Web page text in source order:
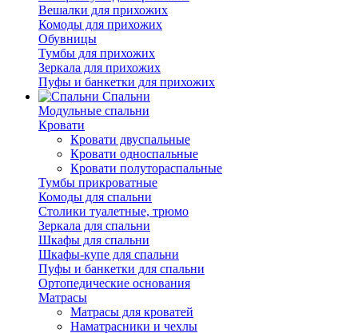
Вешалки для прихожих
Комоды для прихожих
Обувницы
Тумбы для прихожих
Зеркала для прихожих
Пуфы и банкетки для прихожих
Спальни
Модульные спальни
Кровати
Кровати двуспальные
Кровати односпальные
Кровати полутораспальные
Тумбы прикроватные
Комоды для спальни
Столики туалетные, трюмо
Зеркала для спальни
Шкафы для спальни
Шкафы-купе для спальни
Пуфы и банкетки для спальни
Ортопедические основания
Матрасы
Матрасы для кроватей
Наматрасники и чехлы